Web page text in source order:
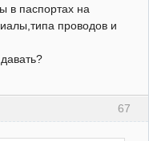
в паспортах на
проводов и
67